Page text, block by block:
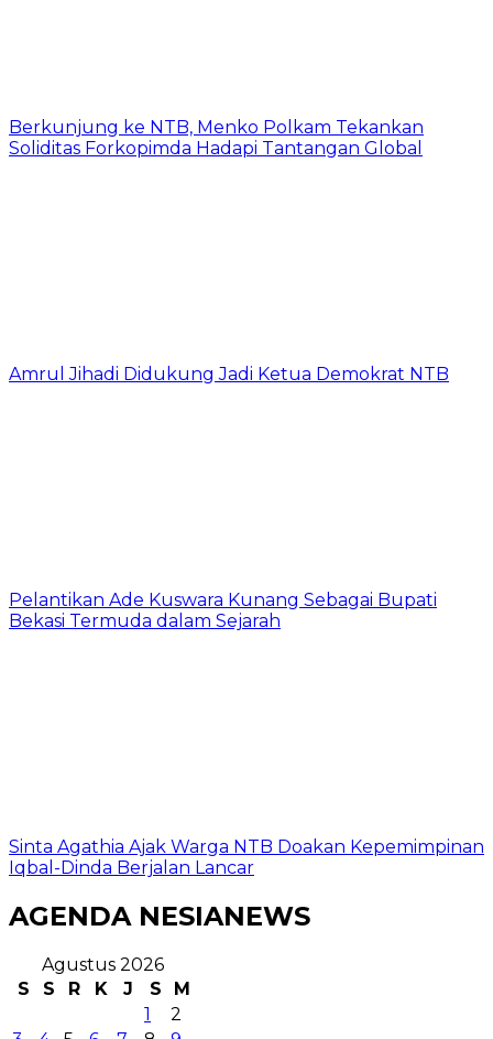
Berkunjung ke NTB, Menko Polkam Tekankan
Soliditas Forkopimda Hadapi Tantangan Global
Amrul Jihadi Didukung Jadi Ketua Demokrat NTB
Pelantikan Ade Kuswara Kunang Sebagai Bupati
Bekasi Termuda dalam Sejarah
Sinta Agathia Ajak Warga NTB Doakan Kepemimpinan
Iqbal-Dinda Berjalan Lancar
AGENDA NESIANEWS
Agustus 2026
S
S R K J S
M
1
2